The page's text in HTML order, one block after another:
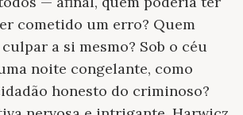
cometido um erro? Quem
a si mesmo? Sob o céu
noite congelante, como
honesto do criminoso?